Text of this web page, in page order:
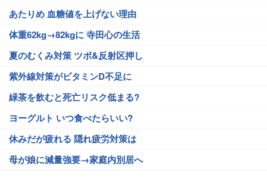
あたりめ 血糖値を上げない理由
体重62kg→82kgに 寺田心の生活
夏のむくみ対策 ツボ&反射区押し
紫外線対策がビタミンD不足に
緑茶を飲むと死亡リスク低まる?
ヨーグルト いつ食べたらいい?
休みだが疲れる 隠れ疲労対策は
母が娘に減量強要→家庭内別居へ